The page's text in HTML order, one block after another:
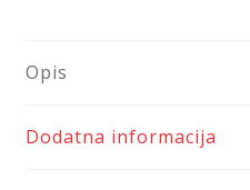
BL
količina
Opis
Dodatna informacija